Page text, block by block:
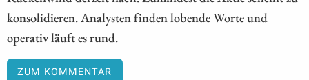
konsolidieren. Analysten finden lobende Worte und
operativ läuft es rund.
ZUM KOMMENTAR